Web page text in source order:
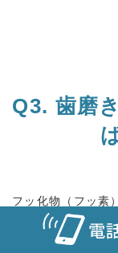
Q3. 歯磨
フッ化物（フッ素
すめです。